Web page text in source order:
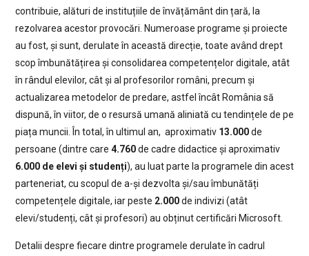
contribuie, alături de instituțiile de învățământ din țară, la
rezolvarea acestor provocări. Numeroase programe și proiecte
au fost, și sunt, derulate în această direcție, toate având drept
scop îmbunătățirea și consolidarea competențelor digitale, atât
în rândul elevilor, cât și al profesorilor români, precum și
actualizarea metodelor de predare, astfel încât România să
dispună, în viitor, de o resursă umană aliniată cu tendințele de pe
piața muncii. În total, în ultimul an, aproximativ 13.000de
persoane (dintre care 4.760de cadre didactice și aproximativ
6.000 de elevi și studenți), au luat parte la programele din acest
parteneriat, cu scopul de a-și dezvolta și/sau îmbunătăți
competențele digitale, iar peste 2.000de indivizi (atât
elevi/studenți, cât și profesori) au obținut certificări Microsoft.
Detalii despre fiecare dintre programele derulate în cadrul